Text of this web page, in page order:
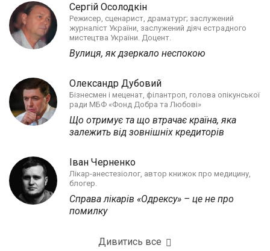
Сергій Осолодкін
Режисер, сценарист, драматург; заслужений
журналіст України, заслужений діяч естрадного
мистецтва України. Доцент.
Вулиця, як дзеркало неспокою
Олександр Дубовий
Бізнесмен і меценат, філантроп, голова опікунської
ради МБФ «Фонд Добра та Любові»
Що отримує та що втрачає країна, яка
залежить від зовнішніх кредиторів
Іван Черненко
Лікар-анестезіолог, автор книжок про медицину,
блогер.
Справа лікарів «Одрексу» – це не про
помилку
Дивитись все